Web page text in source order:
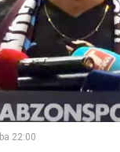
22:00